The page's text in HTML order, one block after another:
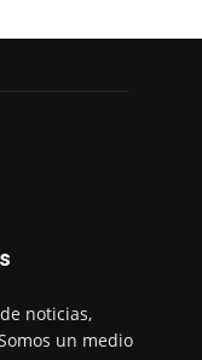
noticias,
un medio